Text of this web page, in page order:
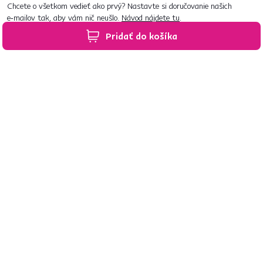
Pridať do košíka
Chcete o všetkom vedieť ako prvý? Nastavte si doručovanie našich
e‑mailov tak, aby vám nič neušlo. Návod nájdete tu.